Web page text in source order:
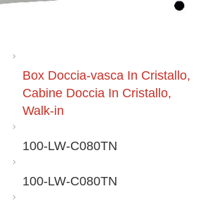
Box Doccia-vasca In Cristallo,
Cabine Doccia In Cristallo,
Walk-in
100-LW-C080TN
100-LW-C080TN